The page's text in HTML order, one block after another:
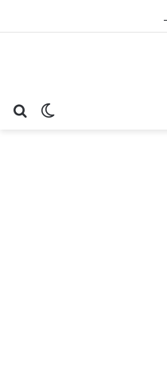
بلسان الاستعمار
الوضع